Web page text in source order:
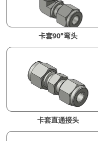
卡套90°弯头
卡套直通接头